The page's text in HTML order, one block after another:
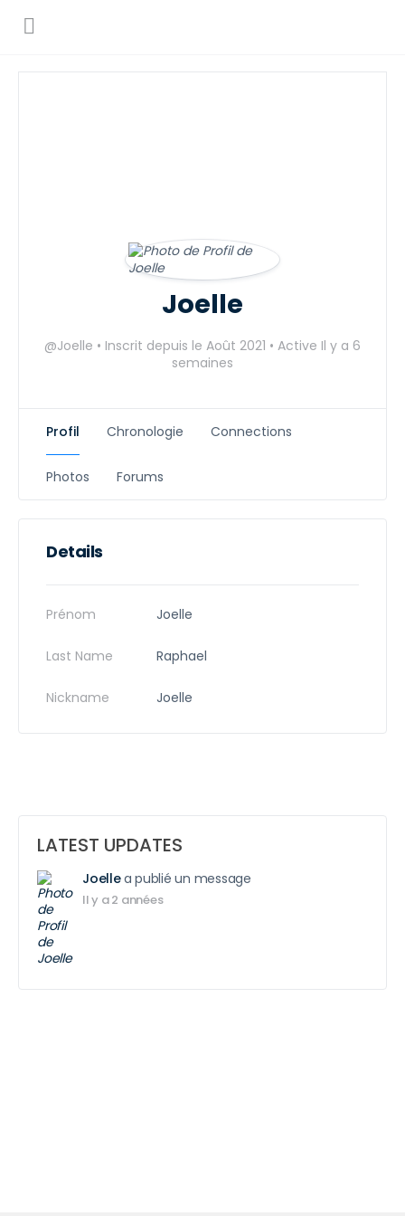
Joelle
@Joelle • Inscrit depuis le Août 2021 • Active Il y a 6
semaines
Profil Chronologie Connections
Photos Forums
Details
Prénom Joelle
Last Name Raphael
Nickname Joelle
LATEST UPDATES
Joellea publié un message
Il y a 2 années